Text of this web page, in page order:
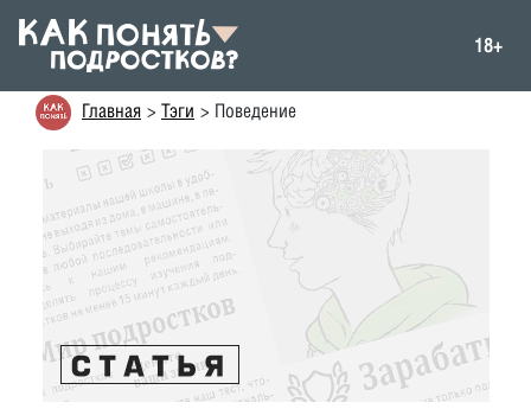
18+
Главная Тэги Поведение